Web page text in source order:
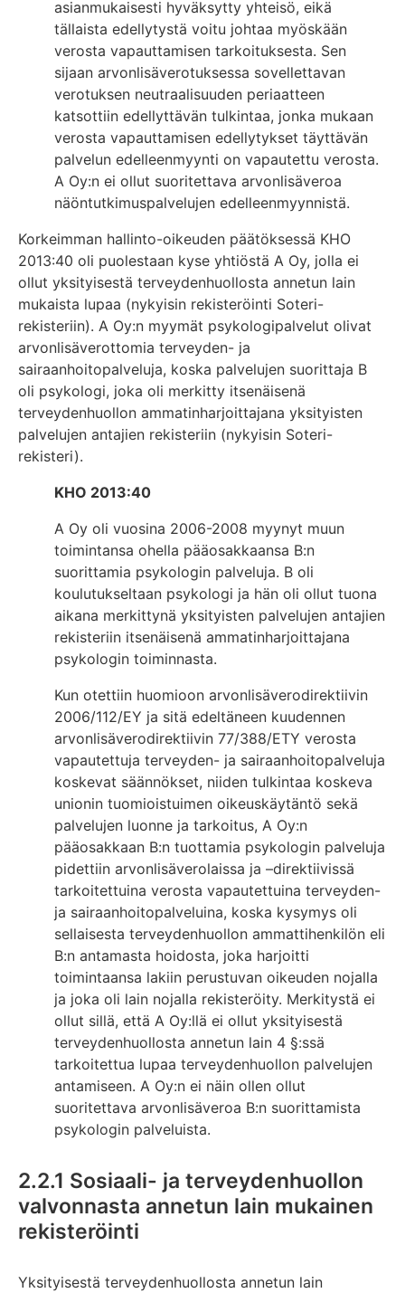
asianmukaisesti hyväksytty yhteisö, eikä
tällaista edellytystä voitu johtaa myöskään
verosta vapauttamisen tarkoituksesta. Sen
sijaan arvonlisäverotuksessa sovellettavan
verotuksen neutraalisuuden periaatteen
katsottiin edellyttävän tulkintaa, jonka mukaan
verosta vapauttamisen edellytykset täyttävän
palvelun edelleenmyynti on vapautettu verosta.
A Oy:n ei ollut suoritettava arvonlisäveroa
näöntutkimuspalvelujen edelleenmyynnistä.
Korkeimman hallinto-oikeuden päätöksessä KHO
2013:40 oli puolestaan kyse yhtiöstä A Oy, jolla ei
ollut yksityisestä terveydenhuollosta annetun lain
mukaista lupaa (nykyisin rekisteröinti Soteri-
rekisteriin). A Oy:n myymät psykologipalvelut olivat
arvonlisäverottomia terveyden- ja
sairaanhoitopalveluja, koska palvelujen suorittaja B
oli psykologi, joka oli merkitty itsenäisenä
terveydenhuollon ammatinharjoittajana yksityisten
palvelujen antajien rekisteriin (nykyisin Soteri-
rekisteri).
KHO 2013:40
A Oy oli vuosina 2006-2008 myynyt muun
toimintansa ohella pääosakkaansa B:n
suorittamia psykologin palveluja. B oli
koulutukseltaan psykologi ja hän oli ollut tuona
aikana merkittynä yksityisten palvelujen antajien
rekisteriin itsenäisenä ammatinharjoittajana
psykologin toiminnasta.
Kun otettiin huomioon arvonlisäverodirektiivin
2006/112/EY ja sitä edeltäneen kuudennen
arvonlisäverodirektiivin 77/388/ETY verosta
vapautettuja terveyden- ja sairaanhoitopalveluja
koskevat säännökset, niiden tulkintaa koskeva
unionin tuomioistuimen oikeuskäytäntö sekä
palvelujen luonne ja tarkoitus, A Oy:n
pääosakkaan B:n tuottamia psykologin palveluja
pidettiin arvonlisäverolaissa ja –direktiivissä
tarkoitettuina verosta vapautettuina terveyden-
ja sairaanhoitopalveluina, koska kysymys oli
sellaisesta terveydenhuollon ammattihenkilön eli
B:n antamasta hoidosta, joka harjoitti
toimintaansa lakiin perustuvan oikeuden nojalla
ja joka oli lain nojalla rekisteröity. Merkitystä ei
ollut sillä, että A Oy:llä ei ollut yksityisestä
terveydenhuollosta annetun lain 4 §:ssä
tarkoitettua lupaa terveydenhuollon palvelujen
antamiseen. A Oy:n ei näin ollen ollut
suoritettava arvonlisäveroa B:n suorittamista
psykologin palveluista.
2.2.1 Sosiaali- ja terveydenhuollon
valvonnasta annetun lain mukainen
rekisteröinti
Yksityisestä terveydenhuollosta annetun lain